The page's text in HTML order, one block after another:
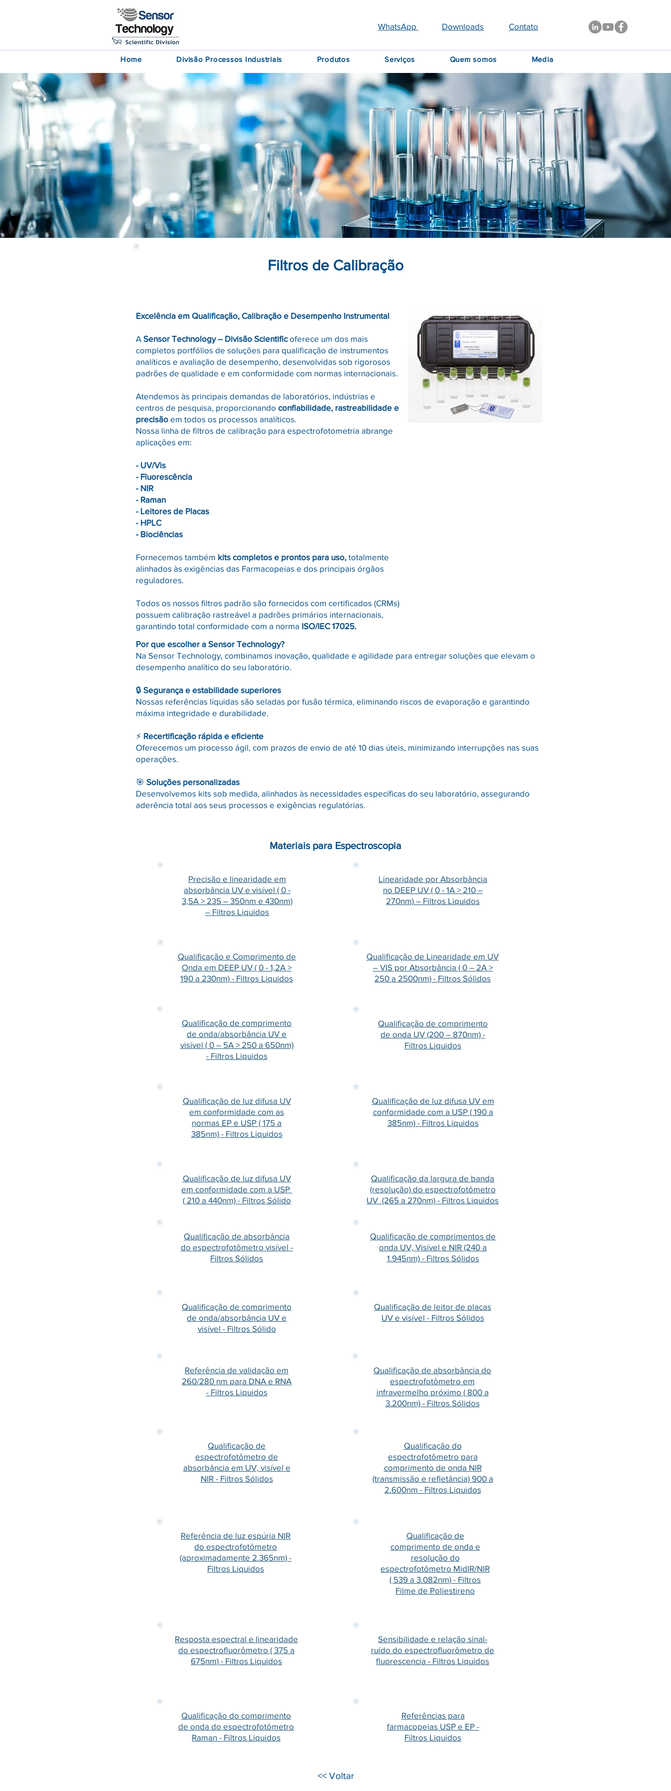
WhatsApp Downloads Contato
Home Divisão Processos Industriais Produtos Serviços Quem somos Media
Filtros de Calibração
Excelência em Qualificação, Calibração e Desempenho Instrumental
A Sensor Technology – Divisão Scientificoferece um dos mais
completos portfólios de soluções para qualificação de instrumentos
analíticos e avaliação de desempenho, desenvolvidas sob rigorosos
padrões de qualidade e em conformidade com normas internacionais.
Atendemos às principais demandas de laboratórios, indústrias e
centros de pesquisa, proporcionando confiabilidade, rastreabilidade e
precisão em todos os processos analíticos.
Nossa linha de filtros de calibração para espectrofotometria abrange
aplicações em:
- UV/Vis
- Fluorescência
- NIR
- Raman
- Leitores de Placas
- HPLC
- Biociências
Fornecemos também kits completos e prontos para uso, totalmente
alinhados às exigências das Farmacopeias e dos principais órgãos
reguladores.
Todos os nossos filtros padrão são fornecidos com certificados (CRMs)
possuem calibração rastreável a padrões primários internacionais,
garantindo total conformidade com a norma ISO/IEC 17025.
Por que escolher a Sensor Technology?
Na Sensor Technology, combinamos inovação, qualidade e agilidade para entregar soluções que elevam o
desempenho analítico do seu laboratório.
🔒 Segurança e estabilidade superiores
Nossas referências líquidas são seladas por fusão térmica, eliminando riscos de evaporação e garantindo
máxima integridade e durabilidade.
⚡ Recertificação rápida e eficiente
Oferecemos um processo ágil, com prazos de envio de até 10 dias úteis, minimizando interrupções nas suas
operações.
🎯 Soluções personalizadas
Desenvolvemos kits sob medida, alinhados às necessidades específicas do seu laboratório, assegurando
aderência total aos seus processos e exigências regulatórias.
Materiais para Espectroscopia
Precisão e linearidade em
absorbância UV e visível ( 0 -
3,5A > 235 – 350nm e 430nm)
– Filtros Liquidos
Qualificação e Comprimento de
Onda em DEEP UV ( 0 - 1,2A >
190 a 230nm) - Filtros Liquidos
Qualificação de comprimento
de onda/absorbância UV e
visível ( 0 – 5A > 250 a 650nm)
- Filtros Liquidos
Qualificação de luz difusa UV
em conformidade com as
normas EP e USP ( 175 a
385nm) - Filtros Liquidos
Qualificação de luz difusa UV
em conformidade com a USP
( 210 a 440nm) - Filtros Sólido
Qualificação de absorbância
do espectrofotômetro visível -
Filtros Sólidos
Qualificação de comprimento
de onda/absorbância UV e
visível - Filtros Sólido
Referência de validação em
260/280 nm para DNA e RNA
- Filtros Liquidos
Qualificação de
espectrofotômetro de
absorbância em UV, visível e
NIR - Filtros Sólidos
Referência de luz espúria NIR
do espectrofotômetro
(aproximadamente 2.365nm) -
Filtros Liquidos
Resposta espectral e linearidade
do espectrofluorômetro ( 375 a
675nm) - Filtros Liquidos
Qualificação do comprimento
de onda do espectrofotômetro
Raman - Filtros Liquidos
Linearidade por Absorbância
no DEEP UV ( 0 - 1A > 210 –
270nm) – Filtros Liquidos
Qualificação de Linearidade em UV
– VIS por Absorbância ( 0 – 2A >
250 a 2500nm) - Filtros Sólidos
Qualificação de comprimento
de onda UV (200 – 870nm) -
Filtros Liquidos
Qualificação de luz difusa UV em
conformidade com a USP ( 190 a
385nm) - Filtros Liquidos
Qualificação da largura de banda
(resolução) do espectrofotômetro
UV (265 a 270nm) - Filtros Liquidos
Qualificação de comprimentos de
onda UV, Visível e NIR (240 a
1.945nm) - Filtros Sólidos
Qualificação de leitor de placas
UV e visível - Filtros Sólidos
Qualificação de absorbância do
espectrofotômetro em
infravermelho próximo ( 800 a
3.200nm) - Filtros Sólidos
Qualificação do
espectrofotômetro para
comprimento de onda NIR
(transmissão e refletância) 900 a
2.600nm - Filtros Liquidos
Qualificação de
comprimento de onda e
resolução do
espectrofotômetro MidIR/NIR
( 539 a 3.082nm) - Filtros
Filme de Poliestireno
Sensibilidade e relação sinal-
ruído do espectrofluorômetro de
fluorescencia - Filtros Liquidos
Referências para
farmacopeias USP e EP -
Filtros Liquidos
<< Voltar